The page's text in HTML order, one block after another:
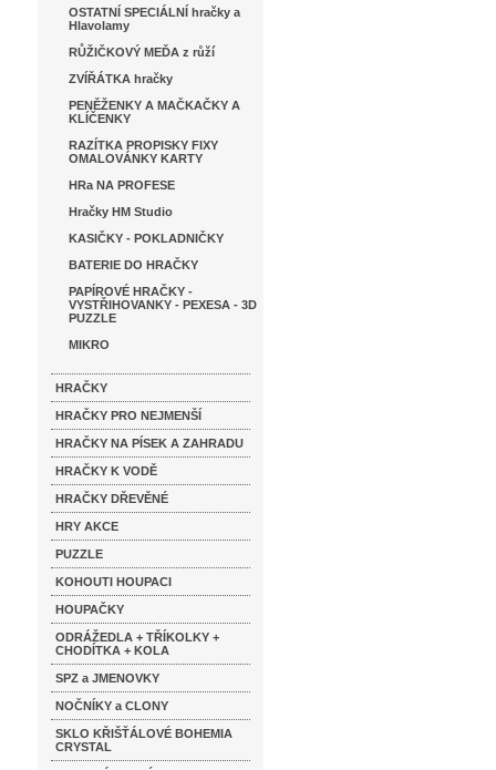
OSTATNÍ SPECIÁLNÍ hračky a
Hlavolamy
RŮŽIČKOVÝ MEĎA z růží
ZVÍŘÁTKA hračky
PENĚŽENKY A MAČKAČKY A
KLÍČENKY
RAZÍTKA PROPISKY FIXY
OMALOVÁNKY KARTY
HRa NA PROFESE
Hračky HM Studio
KASIČKY - POKLADNIČKY
BATERIE DO HRAČKY
PAPÍROVÉ HRAČKY -
VYSTŘIHOVANKY - PEXESA - 3D
PUZZLE
MIKRO
HRAČKY
HRAČKY PRO NEJMENŠÍ
HRAČKY NA PÍSEK A ZAHRADU
HRAČKY K VODĚ
HRAČKY DŘEVĚNÉ
HRY AKCE
PUZZLE
KOHOUTI HOUPACI
HOUPAČKY
ODRÁŽEDLA + TŘÍKOLKY +
CHODÍTKA + KOLA
SPZ a JMENOVKY
NOČNÍKY a CLONY
SKLO KŘIŠŤÁLOVÉ BOHEMIA
CRYSTAL